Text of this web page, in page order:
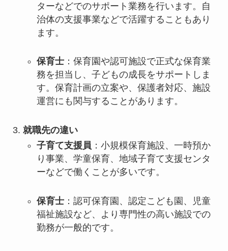
ターなどでのサポート業務を行います。自
治体の支援事業などで活躍することもあり
ます。
保育士：保育園や認可施設で正式な保育業
務を担当し、子どもの成長をサポートしま
す。保育計画の立案や、保護者対応、施設
運営にも関与することがあります。
就職先の違い
子育て支援員 ：小規模保育施設、一時預か
り事業、学童保育、地域子育て支援センタ
ーなどで働くことが多いです。
保育士：認可保育園、認定こども園、児童
福祉施設など、より専門性の高い施設での
勤務が一般的です。